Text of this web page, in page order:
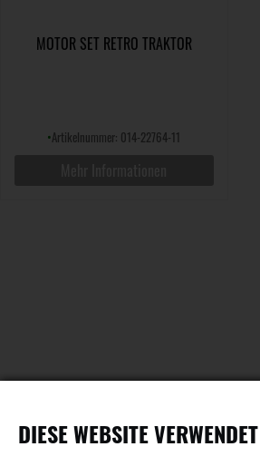
MOTOR SET RETRO TRAKTOR
•Artikelnummer: 014-22764-11
DIESE WEBSITE